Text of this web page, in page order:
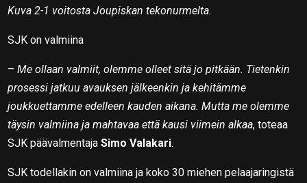
Kuva 2-1 voitosta Joupiskan tekonurmelta.
SJK on valmiina
– Me ollaan valmiit, olemme olleet sitä jo pitkään. Tietenkin
prosessi jatkuu avauksen jälkeenkin ja kehitämme
joukkuettamme edelleen kauden aikana. Mutta me olemme
täysin valmiina ja mahtavaa että kausi viimein alkaa, toteaa
SJK päävalmentajaSimo Valakari.
SJK todellakin on valmiina ja koko 30 miehen pelaajaringistä